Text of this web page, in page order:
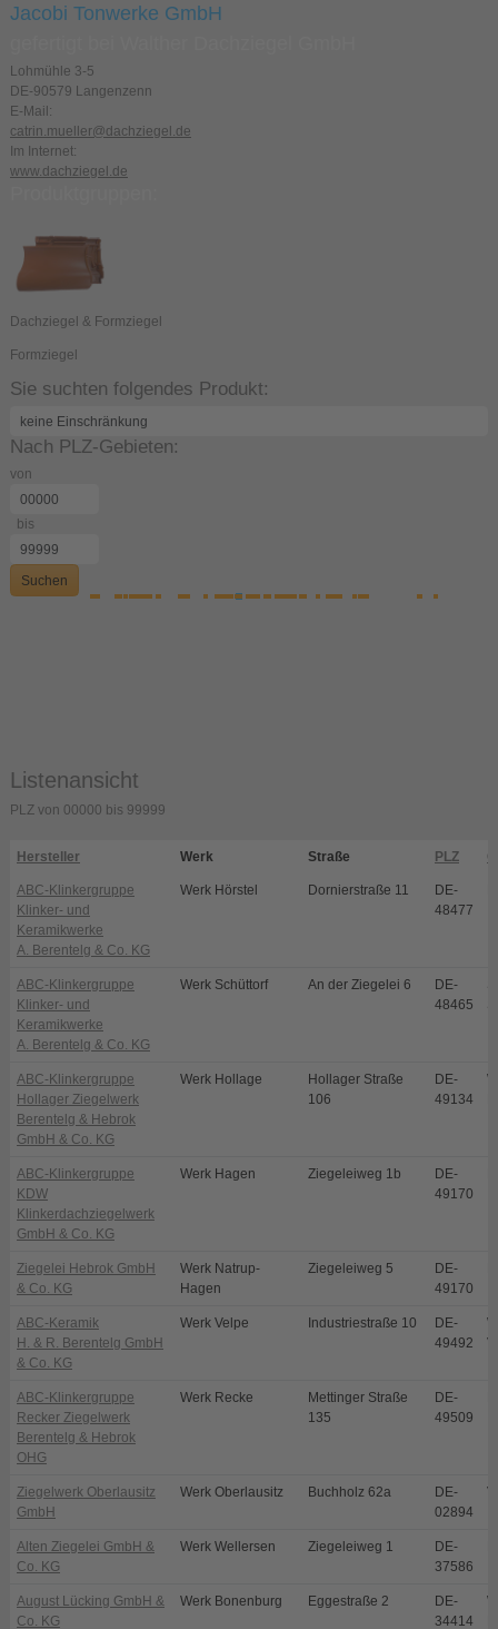
Jacobi Tonwerke GmbH
Lohmühle 3-5
DE-90579 Langenzenn
E-Mail:
catrin.mueller@dachziegel.de
Im Internet:
www.dachziegel.de
Dachziegel & Formziegel
Formziegel
Sie suchten folgendes Produkt:
Nach PLZ-Gebieten:
von
bis
Suchen
Listenansicht
PLZ von 00000 bis 99999
Hersteller Werk Straße PLZ
ABC-Klinkergruppe
Klinker- und
Keramikwerke
A. Berentelg & Co. KG
Werk Hörstel Dornierstraße 11
DE-
48477
ABC-Klinkergruppe
Klinker- und
Keramikwerke
A. Berentelg & Co. KG
Werk Schüttorf An der Ziegelei 6
DE-
48465
ABC-Klinkergruppe
Hollager Ziegelwerk
Berentelg & Hebrok
GmbH & Co. KG
Werk Hollage
Hollager Straße
106
DE-
49134
ABC-Klinkergruppe
KDW
Klinkerdachziegelwerk
GmbH & Co. KG
Werk Hagen Ziegeleiweg 1b
DE-
49170
Ziegelei Hebrok GmbH
& Co. KG
Werk Natrup-
Hagen
Ziegeleiweg 5
DE-
49170
ABC-Keramik
H. & R. Berentelg GmbH
& Co. KG
Werk Velpe Industriestraße 10
DE-
49492
ABC-Klinkergruppe
Recker Ziegelwerk
Berentelg & Hebrok
OHG
Werk Recke
Mettinger Straße
135
DE-
49509
Ziegelwerk Oberlausitz
GmbH
Werk Oberlausitz Buchholz 62a
DE-
02894
Alten Ziegelei GmbH &
Co. KG
Werk Wellersen Ziegeleiweg 1
DE-
37586
August Lücking GmbH &
Co. KG
Werk Bonenburg Eggestraße 2
DE-
34414